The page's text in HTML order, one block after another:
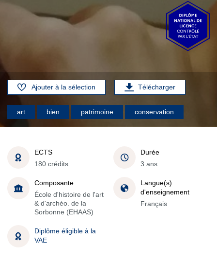
Ajouter à la sélection Télécharger
art bien patrimoine conservation
ECTS
180 crédits
Durée
3 ans
Composante
École d'histoire de l'art
& d'archéo. de la
Sorbonne (EHAAS)
Langue(s)
d'enseignement
Français
Diplôme éligible à la
VAE